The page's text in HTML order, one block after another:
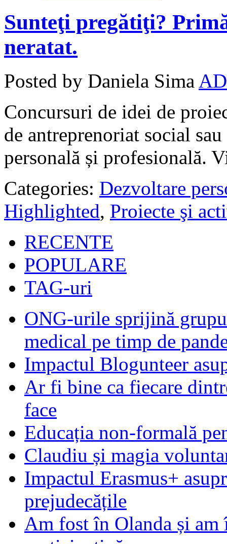
Sunteţi pregătiţi?
neratat.
Posted by Daniela Sima
Concursuri de idei de
de antreprenoriat social
personală și profesională.
Categories: Dezvoltare
Highlighted, Proiecte şi
RECENTE
POPULARE
TAG-uri
ONG-urile sprijină
medical pe timp de
Impactul Blogunteer
Ar fi bine ca fiecare
face
Educația non-formală
Claudiu și magia
Impactul Erasmus+
prejudecățile
Am fost în Olanda și am